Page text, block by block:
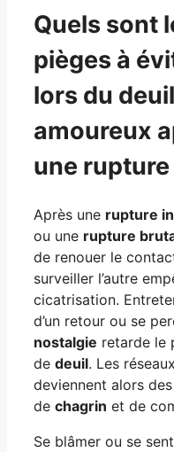
Quels sont
pièges à
lors du deuil
amoureux
une rupture
Après une rupture
ou une rupture
de renouer le
surveiller l’autre
cicatrisation.
d’un retour ou se
nostalgie retarde le
de deuil. Les
deviennent alors
de chagrin et de
Se blâmer ou se